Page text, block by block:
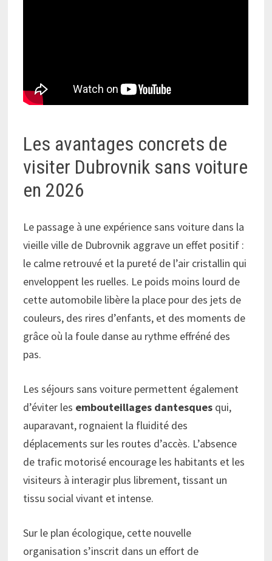
Les avantages concrets de
visiter Dubrovnik sans voiture
en 2026
Le passage à une expérience sans voiture dans la
vieille ville de Dubrovnik aggrave un effet positif :
le calme retrouvé et la pureté de l’air cristallin qui
enveloppent les ruelles. Le poids moins lourd de
cette automobile libère la place pour des jets de
couleurs, des rires d’enfants, et des moments de
grâce où la foule danse au rythme effréné des
pas.
Les séjours sans voiture permettent également
d’éviter les embouteillages dantesques qui,
auparavant, rognaient la fluidité des
déplacements sur les routes d’accès. L’absence
de trafic motorisé encourage les habitants et les
visiteurs à interagir plus librement, tissant un
tissu social vivant et intense.
Sur le plan écologique, cette nouvelle
organisation s’inscrit dans un effort de